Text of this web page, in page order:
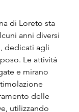
di Loreto sta
anni diversi
dedicati agli
Le attività
e mirano
delle
utilizzando